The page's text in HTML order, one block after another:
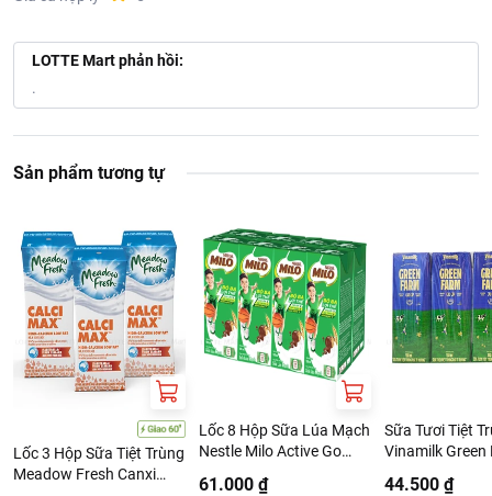
LOTTE Mart phản hồi:
.
Sản phẩm tương tự
Lốc 3 Hộp Sữa Tiệt Trùng
Meadow Fresh Canxi
Lốc 8 Hộp Sữa Lúa Mạch
Nestle Milo Active Go
61.000 ₫
Sữa Tươi Tiệt
Vinamilk Green
44.500 ₫